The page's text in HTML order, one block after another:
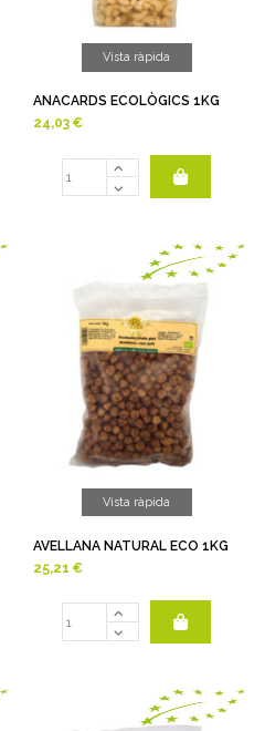
Vista ràpida
ANACARDS ECOLÒGICS 1KG
24,03 €
Vista ràpida
AVELLANA NATURAL ECO 1KG
25,21 €